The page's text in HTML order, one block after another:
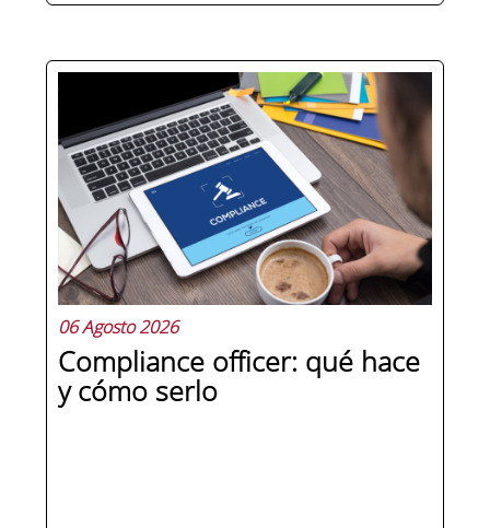
Hay personas que ocupan puestos de
dirección y hay personas que lideran.
La diferencia no está en el cargo ni en
la antigüedad, sino en un conjunto de
competencias que se pueden
aprender, practicar y medir. Si te
preguntas qué separa a un directivo...
06 Agosto 2026
Compliance officer: qué hace
y cómo serlo